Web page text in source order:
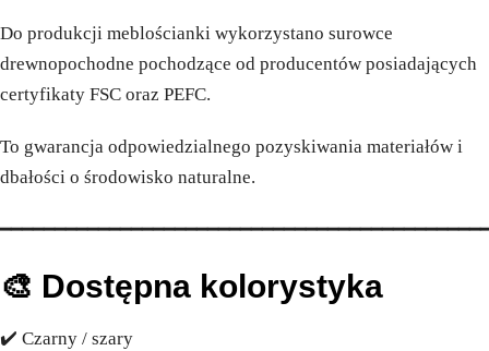
Do produkcji meblościanki wykorzystano surowce
drewnopochodne pochodzące od producentów posiadających
certyfikaty FSC oraz PEFC.
To gwarancja odpowiedzialnego pozyskiwania materiałów i
dbałości o środowisko naturalne.
🎨 Dostępna kolorystyka
✔️ Czarny / szary